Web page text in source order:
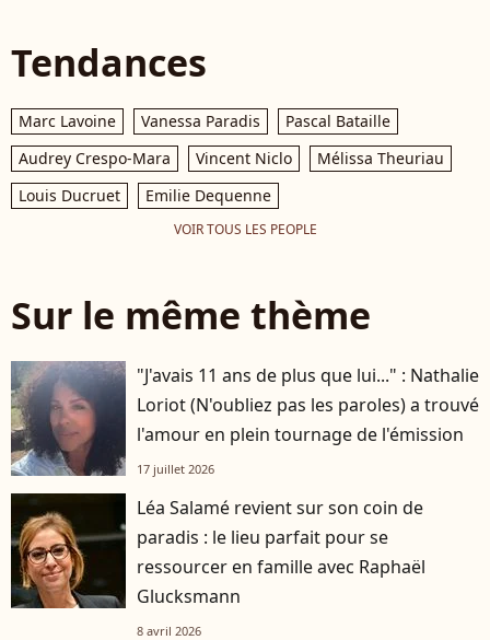
Tendances
Marc Lavoine Vanessa Paradis
Pascal Bataille
Audrey Crespo-Mara
Vincent Niclo
Mélissa Theuriau
Louis Ducruet
Emilie Dequenne
VOIR TOUS LES PEOPLE
Sur le même thème
"J'avais 11 ans de plus que lui..." : Nathalie
Loriot (N'oubliez pas les paroles) a trouvé
l'amour en plein tournage de l'émission
17 juillet 2026
Léa Salamé revient sur son coin de
paradis : le lieu parfait pour se
ressourcer en famille avec Raphaël
Glucksmann
8 avril 2026